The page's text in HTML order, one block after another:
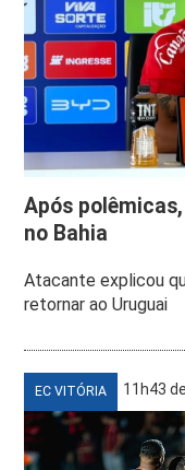
Após
no Bahia
Atacante explicou
retornar ao Uruguai
EC VITÓRIA 11h43